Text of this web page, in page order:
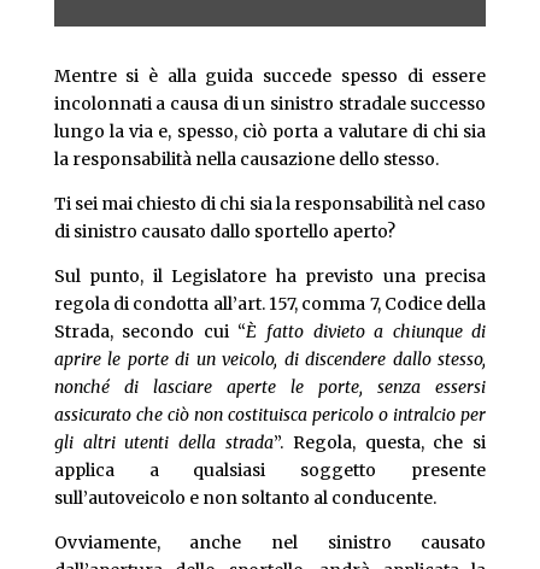
Mentre si è alla guida succede spesso di essere
incolonnati a causa di un sinistro stradale successo
lungo la via e, spesso, ciò porta a valutare di chi sia
la responsabilità nella causazione dello stesso.
Ti sei mai chiesto di chi sia la responsabilità nel caso
di sinistro causato dallo sportello aperto?
Sul punto, il Legislatore ha previsto una precisa
regola di condotta all’art. 157, comma 7, Codice della
Strada, secondo cui “È fatto divieto a chiunque di
aprire le porte di un veicolo, di discendere dallo stesso,
nonché di lasciare aperte le porte, senza essersi
assicurato che ciò non costituisca pericolo o intralcio per
gli altri utenti della strada”. Regola, questa, che si
applica a qualsiasi soggetto presente
sull’autoveicolo e non soltanto al conducente.
Ovviamente, anche nel sinistro causato